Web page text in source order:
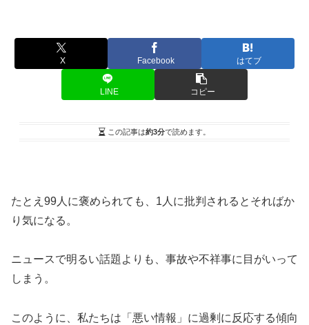
X Facebook はてブ
LINE コピー
この記事は約3分で読めます。
たとえ99人に褒められても、1人に批判されるとそればか
り気になる。
ニュースで明るい話題よりも、事故や不祥事に目がいって
しまう。
このように、私たちは「悪い情報」に過剰に反応する傾向